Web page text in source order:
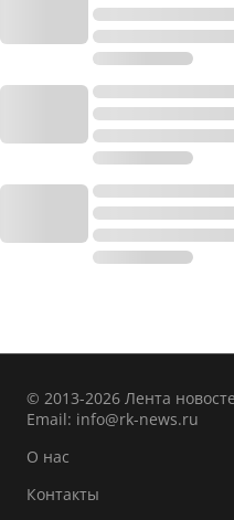
© 2013-2026 Лента
Email: info@rk-news.ru
О нас
Контакты